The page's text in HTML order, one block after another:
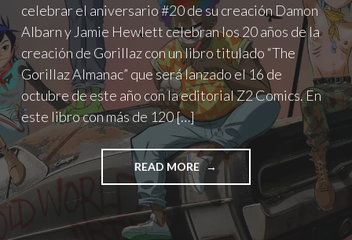
celebrar el aniversario #20 de su creación Damon
Albarn y Jamie Hewlett celebran los 20 años de la
creación de Gorillaz con un libro titulado “The
Gorillaz Almanac” que será lanzado el 16 de
octubre de este año con la editorial Z2 Comics. En
este libro con más de 120 […]
READ MORE"GORILLAZ
CELEBRA
SUS
AÑOS